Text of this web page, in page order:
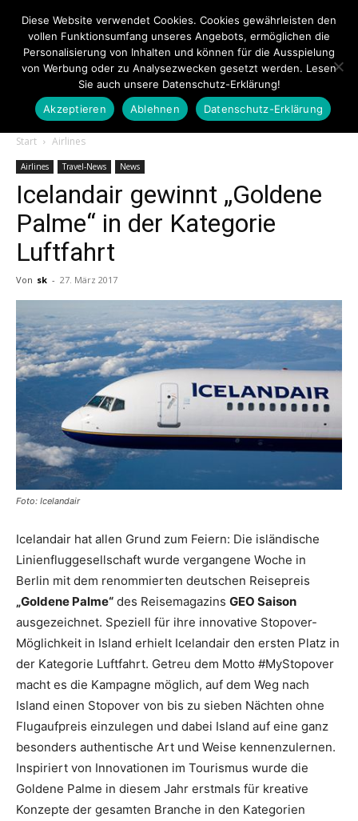
Touristiknews.de
|
und
Reiseempfehlungen.
Start Airlines
Airlines Travel-News News
Icelandair gewinnt „Goldene
Palme“ in der Kategorie
Luftfahrt
Von sk - 27. März 2017
Foto: Icelandair
Icelandair hat allen Grund zum Feiern: Die isländische
Linienfluggesellschaft wurde vergangene Woche in
Berlin mit dem renommierten deutschen Reisepreis
„Goldene Palme“ des Reisemagazins GEO Saison
ausgezeichnet. Speziell für ihre innovative Stopover-
Möglichkeit in Island erhielt Icelandair den ersten Platz in
der Kategorie Luftfahrt. Getreu dem Motto #MyStopover
macht es die Kampagne möglich, auf dem Weg nach
Island einen Stopover von bis zu sieben Nächten ohne
Flugaufpreis einzulegen und dabei Island auf eine ganz
besonders authentische Art und Weise kennenzulernen.
Inspiriert von Innovationen im Tourismus wurde die
Goldene Palme in diesem Jahr erstmals für kreative
Konzepte der gesamten Branche in den Kategorien
Diese Website verwendet Cookies. Cookies gewährleisten den
vollen Funktionsumfang unseres Angebots, ermöglichen die
Personalisierung von Inhalten und können für die Ausspielung
von Werbung oder zu Analysezwecken gesetzt werden. Lesen
Sie auch unsere Datenschutz-Erklärung!
Akzeptieren
Ablehnen Datenschutz-Erklärung